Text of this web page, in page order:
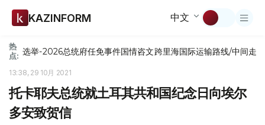
KAZINFORM 中文
热
点: 选举-2026总统府任免事件国情咨文跨里海国际运输路线/中间走廊
13:38, 29 10月 2021
托卡耶夫总统就土耳其共和国纪念日向埃尔
多安致贺信